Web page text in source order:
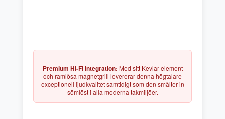
Premium Hi-Fi integration: Med sitt Kevlar-element
och ramlösa magnetgrill levererar denna högtalare
exceptionell ljudkvalitet samtidigt som den smälter in
sömlöst i alla moderna takmiljöer.